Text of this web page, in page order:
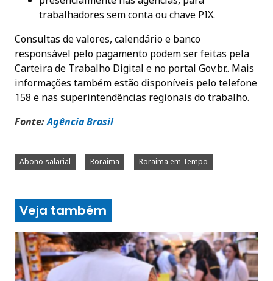
trabalhadores sem conta ou chave PIX.
Consultas de valores, calendário e banco
responsável pelo pagamento podem ser feitas pela
Carteira de Trabalho Digital e no portal Gov.br.. Mais
informações também estão disponíveis pelo telefone
158 e nas superintendências regionais do trabalho.
Fonte:Agência Brasil
Abono salarial Roraima Roraima em Tempo
Veja também